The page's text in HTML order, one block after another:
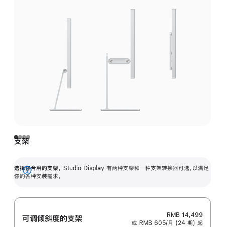
支架
选择你合用的支架。 Studio Display 有两种支架和一种支架转换器可选，以满足
你的各种安装需求。
展
可调倾斜度的支架
RMB 14,499
或 RMB 605/月 (24 期) 起